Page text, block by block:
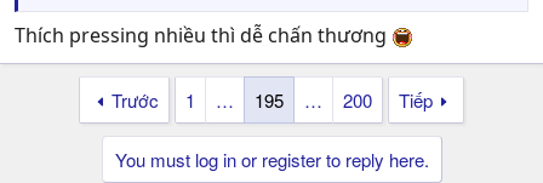
Vị chiến lược gia 38 tuổi người Bắc Ireland hiện đang dẫn
dắt Ipswich Town ở giải Championship. Đội bóng của
McKenna ghi tới 95 bàn (đứng đầu mùa này), cũng đứng
đầu về bàn thắng từ tình huống cố định, và năm sau sẽ
tham dự Premier League. Ngoài ra, ông còn đoạt giải
Huấn luyện viên của năm 2023/2024 tại lễ trao giải LMA
Thích pressing nhiều thì dễ chấn thương
Trước 1 … 195 … 200 Tiếp
You must log in or register to reply here.